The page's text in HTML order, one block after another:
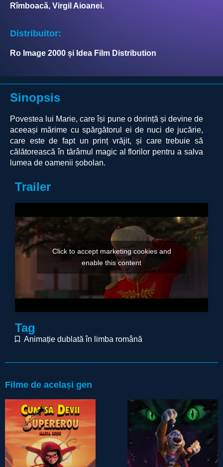
Rîmboacă, Virgil Aioanei.
Distribuitor:
Ro Image 2000 și Idea Film Distribution
Sinopsis
Povestea lui Marie, care își pune o dorință și devine de
aceeași mărime cu spărgătorul ei de nuci de jucărie,
care este de fapt un prinț vrăjit, și care trebuie să
călătorească în tărâmul magic al florilor pentru a salva
lumea de oamenii șobolan.
Trailer
Click to accept marketing cookies and
enable this content
Tag
Animație dublată în limba română
Filme de același gen